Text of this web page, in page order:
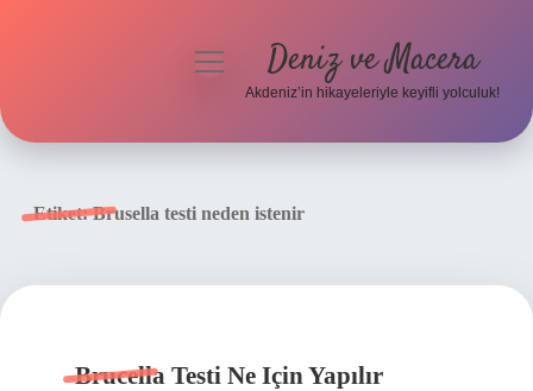
menüyü Deniz ve Macera
Akdeniz’in hikayeleriyle keyifli yolculuk!
Etiket:Brusella testi neden istenir
Brucella Testi Ne Için Yapılır